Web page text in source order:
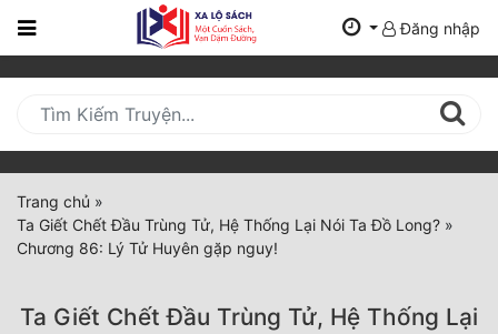
Trang
Mới
Cập
Nhật
(current)
BXH
Đăng nhập
Trang chủ »
Ta Giết Chết Đầu Trùng Tử, Hệ Thống Lại Nói Ta Đồ Long? »
Chương 86: Lý Tử Huyên gặp nguy!
Ta Giết Chết Đầu Trùng Tử, Hệ Thống Lại